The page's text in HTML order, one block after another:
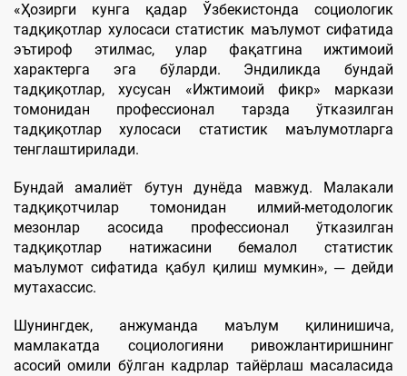
«Ҳозирги кунга қадар Ўзбекистонда социологик
тадқиқотлар хулосаси статистик маълумот сифатида
эътироф этилмас, улар фақатгина ижтимоий
характерга эга бўларди. Эндиликда бундай
тадқиқотлар, хусусан «Ижтимоий фикр» маркази
томонидан профессионал тарзда ўтказилган
тадқиқотлар хулосаси статистик маълумотларга
тенглаштирилади.
Бундай амалиёт бутун дунёда мавжуд. Малакали
тадқиқотчилар томонидан илмий-методологик
мезонлар асосида профессионал ўтказилган
тадқиқотлар натижасини бемалол статистик
маълумот сифатида қабул қилиш мумкин», ─ дейди
мутахассис.
Шунингдек, анжуманда маълум қилинишича,
мамлакатда социологияни ривожлантиришнинг
асосий омили бўлган кадрлар тайёрлаш масаласида